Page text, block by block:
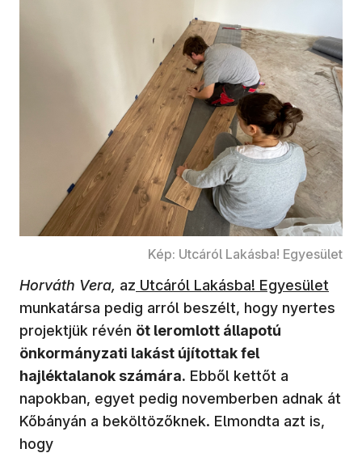
Kép: Utcáról Lakásba! Egyesület
Horváth Vera, az Utcáról Lakásba! Egyesület
munkatársa pedig arról beszélt, hogy nyertes
projektjük révén öt leromlott állapotú
önkormányzati lakást újítottak fel
hajléktalanok számára. Ebből kettőt a
napokban, egyet pedig novemberben adnak át
Kőbányán a beköltözőknek. Elmondta azt is,
hogy